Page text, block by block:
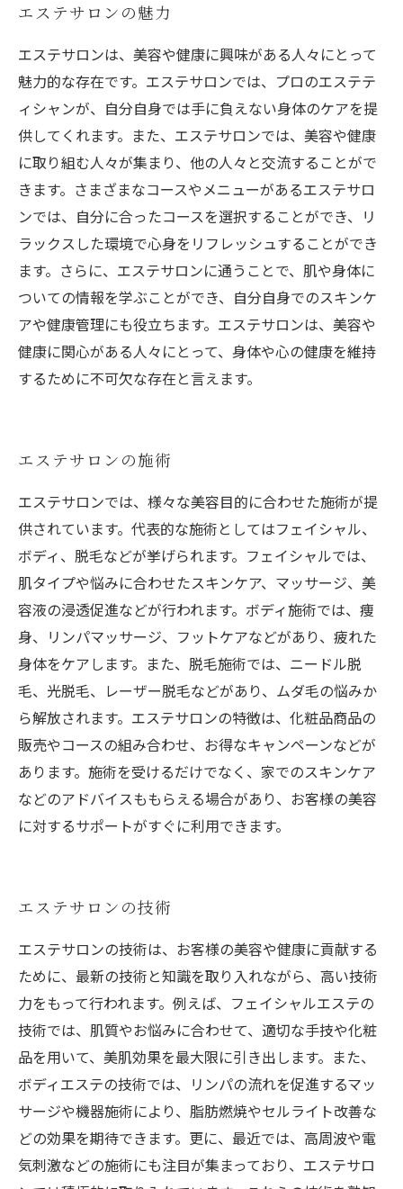
エステサロンの魅力
エステサロンは、美容や健康に興味がある人々にとって
魅力的な存在です。エステサロンでは、プロのエステテ
ィシャンが、自分自身では手に負えない身体のケアを提
供してくれます。また、エステサロンでは、美容や健康
に取り組む人々が集まり、他の人々と交流することがで
きます。さまざまなコースやメニューがあるエステサロ
ンでは、自分に合ったコースを選択することができ、リ
ラックスした環境で心身をリフレッシュすることができ
ます。さらに、エステサロンに通うことで、肌や身体に
ついての情報を学ぶことができ、自分自身でのスキンケ
アや健康管理にも役立ちます。エステサロンは、美容や
健康に関心がある人々にとって、身体や心の健康を維持
するために不可欠な存在と言えます。
エステサロンの施術
エステサロンでは、様々な美容目的に合わせた施術が提
供されています。代表的な施術としてはフェイシャル、
ボディ、脱毛などが挙げられます。フェイシャルでは、
肌タイプや悩みに合わせたスキンケア、マッサージ、美
容液の浸透促進などが行われます。ボディ施術では、痩
身、リンパマッサージ、フットケアなどがあり、疲れた
身体をケアします。また、脱毛施術では、ニードル脱
毛、光脱毛、レーザー脱毛などがあり、ムダ毛の悩みか
ら解放されます。エステサロンの特徴は、化粧品商品の
販売やコースの組み合わせ、お得なキャンペーンなどが
あります。施術を受けるだけでなく、家でのスキンケア
などのアドバイスももらえる場合があり、お客様の美容
に対するサポートがすぐに利用できます。
エステサロンの技術
エステサロンの技術は、お客様の美容や健康に貢献する
ために、最新の技術と知識を取り入れながら、高い技術
力をもって行われます。例えば、フェイシャルエステの
技術では、肌質やお悩みに合わせて、適切な手技や化粧
品を用いて、美肌効果を最大限に引き出します。また、
ボディエステの技術では、リンパの流れを促進するマッ
サージや機器施術により、脂肪燃焼やセルライト改善な
どの効果を期待できます。更に、最近では、高周波や電
気刺激などの施術にも注目が集まっており、エステサロ